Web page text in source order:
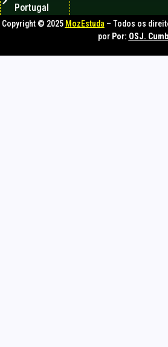
Portugal
Copyright © 2025 MozEstuda – Todos os
por Por: OSJ.